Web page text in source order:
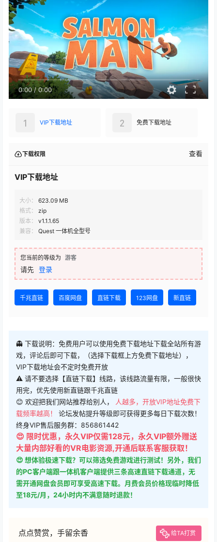
0:00/0:00
VIP下载地址
1 免费下载地址
2
下载权限 查看
VIP下载地址
大小：
623.09 MB
格式：
zip
版本：
v1.1.1.65
兼容：
Quest 一体机全型号
您当前的等级为 游客
请先 登录
千兆直链 百度网盘 直链下载 123网盘 新直链
👻 下载说明：免费用户可以使用免费下载地址下载全站所有游
戏，评论后即可下载，（选择下载框上方免费下载地址），
VIP下载地址会不定时免费开放
⚠ 请不要选择【直链下载】线路，该线路流量有限，一般很快
用完，优先使用新直链跟千兆直链
😊 欢迎把我们网站推荐给别人，
人越多，开放VIP地址免费下
载频率越高！ 论坛发帖提升等级即可获得更多每日下载次数！
终身VIP售后服务群：856861442
😍 限时优惠，永久VIP仅需128元，永久VIP额外赠送
大量内部好看的VR电影资源,开通后联系客服获取！
😍 想体验极速下载？可以筛选免费游戏进行测试！另外，我们
的PC客户端跟一体机客户端提供三条高速直链下载通道，无
需开通网盘会员即可享受高速下载。月费会员价格现临时降低
至18元/月，24小时内不满意随时退款！
点点赞赏，手留余香 给TA打赏